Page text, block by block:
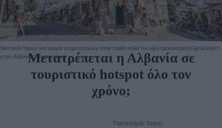
Skenduli House και αγορά αναμνηστικών στην παλιά πόλη του Αργυροκάστρου(Gjirokastër)
στην Αλβανία | shutterstock
Αλβανία
Μετατρέπεται η Αλβανία σε
τουριστικό hotspot όλο τον
χρόνο;
Travelstyle Team